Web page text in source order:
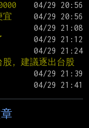
宜
股, 建議逐出台股